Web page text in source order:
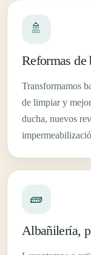
🚿
Reformas de
Transformamos
de limpiar y
ducha, nuevos
🧱
Albañilería,